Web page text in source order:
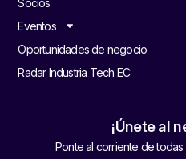
Socios
Eventos
Oportunidades de negocio
Radar Industria Tech EC
¡Únete al
Ponte al corriente de todas